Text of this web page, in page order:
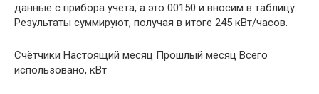
данные с прибора учёта, а это 00150 и вносим в таблицу.
Результаты суммируют, получая в итоге 245 кВт/часов.
Счётчики Настоящий месяц Прошлый месяц Всего
использовано, кВт